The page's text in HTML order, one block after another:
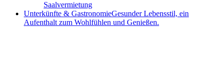
Saalvermietung
Unterkünfte & GastronomieGesunder Lebensstil, ein
Aufenthalt zum Wohlfühlen und Genießen.